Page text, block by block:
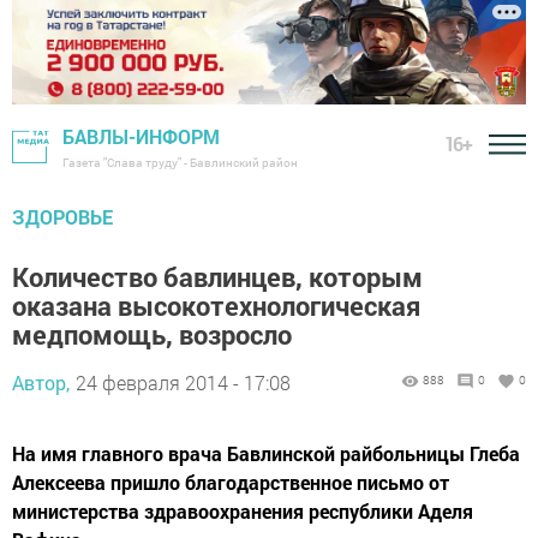
БАВЛЫ-ИНФОРМ
Газета "Слава труду" - Бавлинский район
16+
ЗДОРОВЬЕ
Количество бавлинцев, которым
оказана высокотехнологическая
медпомощь, возросло
Автор, 24 февраля 2014 - 17:08 888 0 0
На имя главного врача Бавлинской райбольницы Глеба
Алексеева пришло благодарственное письмо от
министерства здравоохранения республики Аделя